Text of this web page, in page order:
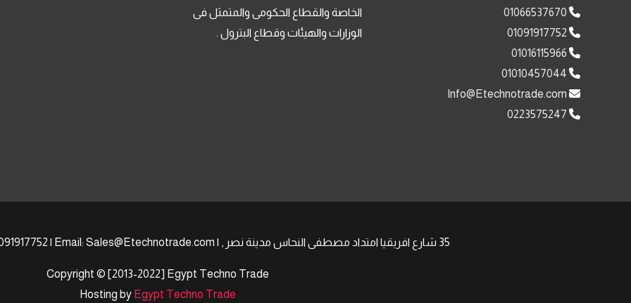
01066537670
01091917752
01016115966
01010457044
0223575247
الخاصة والقطاع الحكومى والمتمثل فى
الوزارات والهيئات وقطاع البترول .
35 شارع افريقيا امتداد مصطفى النحاس مدينة نصر , | Phone: +201008511058 +201091917752 | Email: Sales@Etechnotrade.com
Copyright © [2013-2022] Egypt Techno Trade
Hosting by Egypt Techno Trade